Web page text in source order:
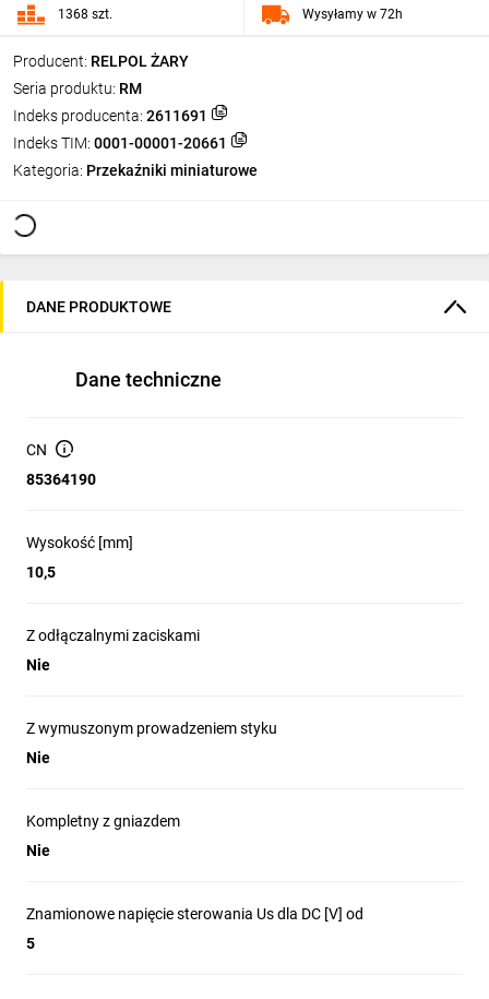
Producent: RELPOL ŻARY
Seria produktu: RM
Indeks producenta: 2611691
Indeks TIM: 0001-00001-20661
Kategoria: Przekaźniki miniaturowe
1368 szt. Wysyłamy w 72h
DANE PRODUKTOWE
Dane techniczne
CN
85364190
Wysokość [mm]
10,5
Z odłączalnymi zaciskami
Nie
Z wymuszonym prowadzeniem styku
Nie
Kompletny z gniazdem
Nie
Znamionowe napięcie sterowania Us dla DC [V] od
5